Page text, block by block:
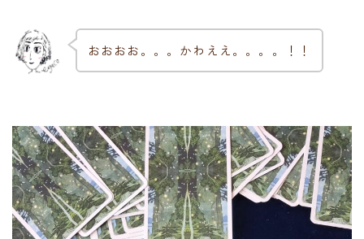
おおおお。。。かわええ。。。。！！